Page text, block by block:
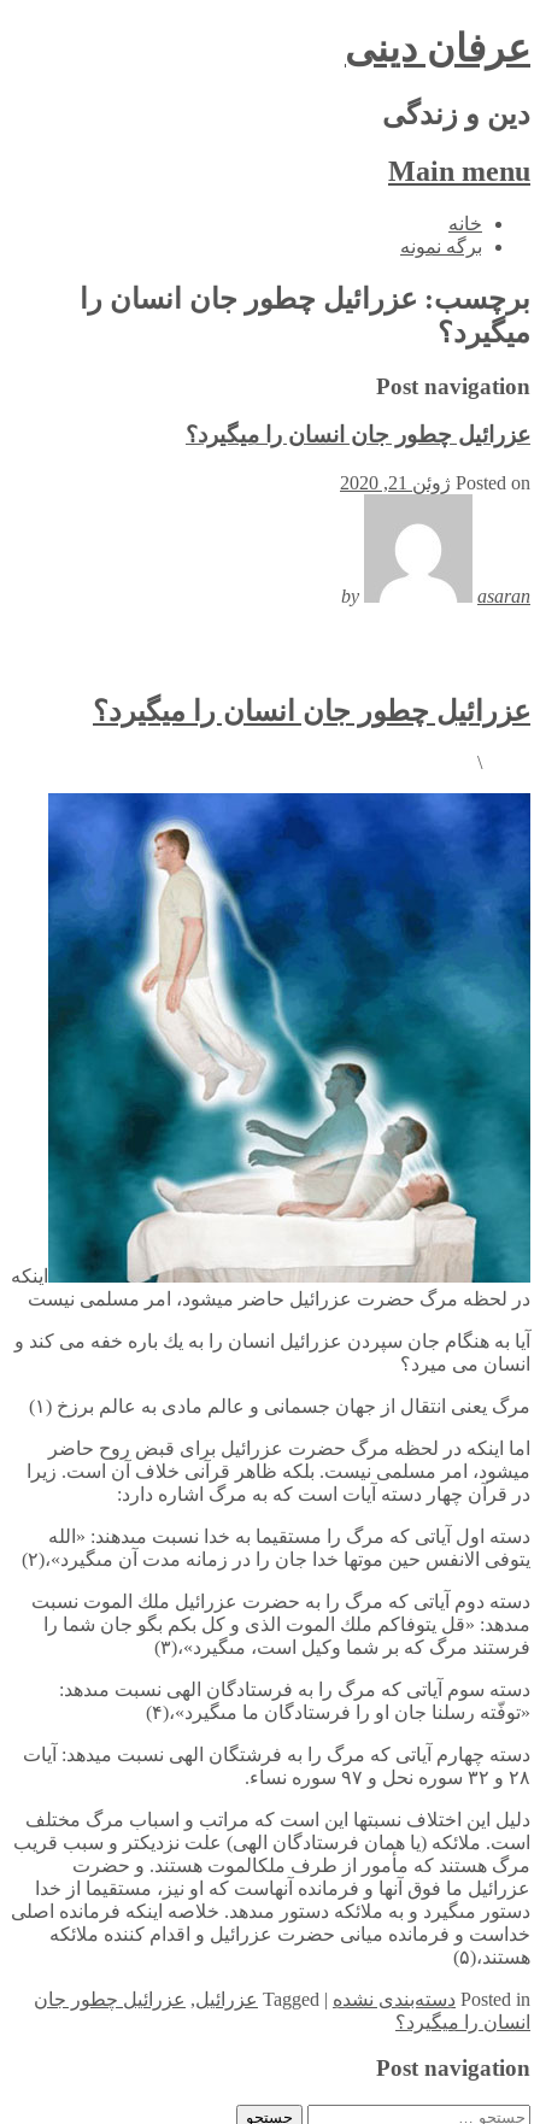
عرفان دینی
دین و زندگی
Main menu
Skip
خانه
برگه نمونه
برچسب: عزرائیل چطور جان انسان را
میگیرد؟
Post navigation
عزرائیل چطور جان انسان را میگیرد؟
Posted on ژوئن 21, 2020
by asaran
عزرائیل چطور جان انسان را میگیرد؟
\
اينكه
در لحظه مرگ حضرت عزرائيل حاضر می‏شود، امر مسلمى نيست
آيا به هنگام جان سپردن عزرائيل انسان را به يك باره خفه مى كند و
انسان مى ميرد؟
مرگ يعنى انتقال از جهان جسمانى و عالم مادى به عالم برزخ ‏(۱)
اما اينكه در لحظه مرگ حضرت عزرائيل براى قبض روح حاضر
می‏شود، امر مسلمى نيست. بلكه ظاهر قرآنى خلاف آن است. زيرا
در قرآن چهار دسته آيات است كه به مرگ اشاره دارد:
دسته اول آياتى كه مرگ را مستقيما به خدا نسبت مى‏دهند: «الله
يتوفى الانفس حين موتها خدا جان را در زمانه مدت آن مى‏گيرد»،(۲)
دسته دوم آياتى كه مرگ را به حضرت عزرائيل ملك الموت نسبت
مى‏دهد: «قل يتوفاكم ملك الموت الذى و كل بكم بگو جان شما را
فرستند مرگ كه بر شما وكيل است، مى‏گيرد»،(۳)
دسته سوم آياتى كه مرگ را به فرستادگان الهى نسبت مى‏دهد:
«توفّته رسلنا جان او را فرستادگان ما مى‏گيرد»،(۴)
دسته چهارم آياتى كه مرگ را به فرشتگان الهى نسبت می‏دهد: آيات
۲۸ و ۳۲ سوره نحل و ۹۷ سوره نساء.
دليل اين اختلاف نسبت‏ها اين است كه مراتب و اسباب مرگ مختلف
است. ملائكه (يا همان فرستادگان الهى) علت نزديكتر و سبب قريب
مرگ هستند كه مأمور از طرف ملك‏الموت هستند. و حضرت
عزرائيل ما فوق آنها و فرمانده آنهاست كه او نيز، مستقيما از خدا
دستور مى‏گيرد و به ملائكه دستور مى‏دهد. خلاصه اينكه فرمانده اصلى
خداست و فرمانده ميانى حضرت عزرائيل و اقدام كننده ملائكه
هستند،(۵)
Posted in دسته‌بندی نشده |
Tagged عزرائیل, عزرائیل چطور جان
انسان را میگیرد؟
Post navigation
جستجو